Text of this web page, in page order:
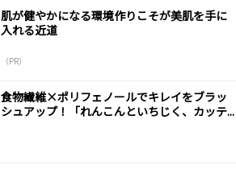
肌が健やかになる環境作りこそが美肌を手に
入れる近道
（PR）
食物繊維×ポリフェノールでキレイをブラッ
シュアップ！「れんこんといちじく、カッテ...